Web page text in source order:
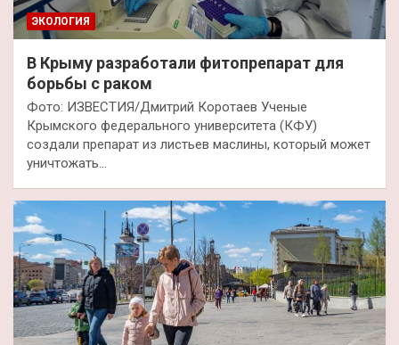
ЭКОЛОГИЯ
В Крыму разработали фитопрепарат для
борьбы с раком
Фото: ИЗВЕСТИЯ/Дмитрий Коротаев Ученые
Крымского федерального университета (КФУ)
создали препарат из листьев маслины, который может
уничтожать…